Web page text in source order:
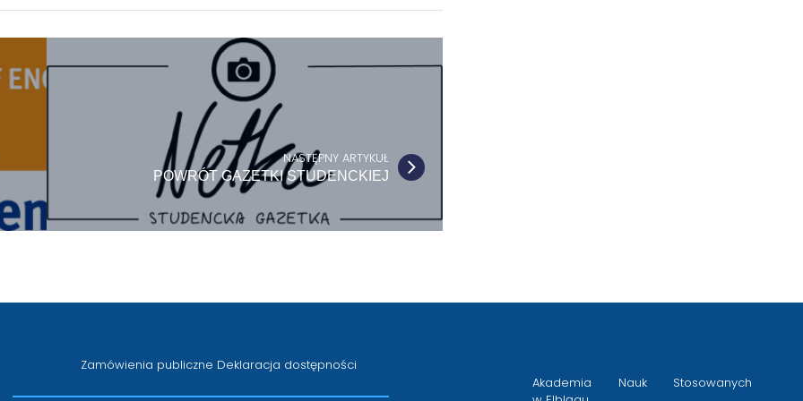
NASTĘPNY ARTYKUŁ
POWRÓT GAZETKI STUDENCKIEJ
Zamówienia publiczne Deklaracja dostępności
Akademia Nauk Stosowanych